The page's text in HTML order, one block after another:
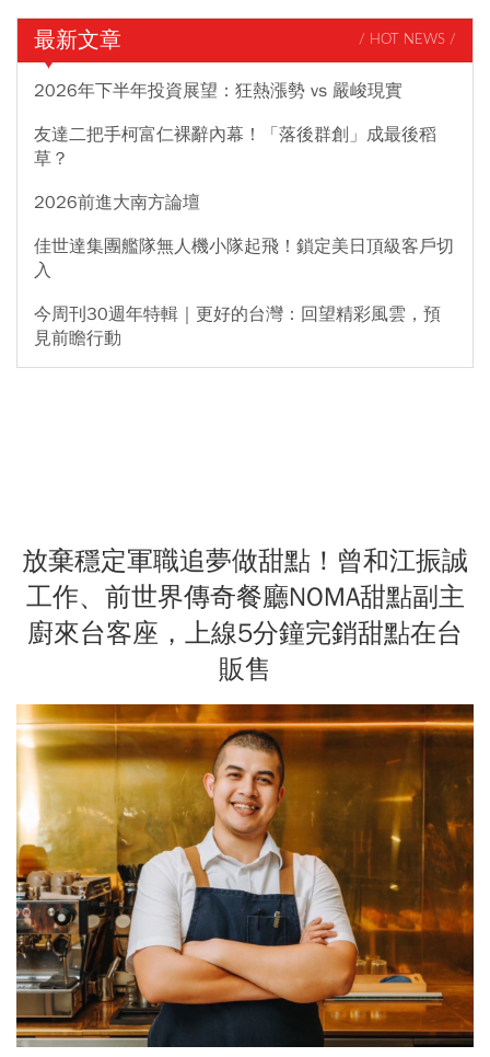
最新文章 / HOT NEWS /
2026年下半年投資展望：狂熱漲勢 vs 嚴峻現實
友達二把手柯富仁裸辭內幕！「落後群創」成最後稻
草？
2026前進大南方論壇
佳世達集團艦隊無人機小隊起飛！鎖定美日頂級客戶切
入
今周刊30週年特輯｜更好的台灣：回望精彩風雲，預
見前瞻行動
放棄穩定軍職追夢做甜點！曾和江振誠
工作、前世界傳奇餐廳NOMA甜點副主
廚來台客座，上線5分鐘完銷甜點在台
販售